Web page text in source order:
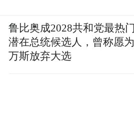
鲁比奥成2028共和党最热门
潜在总统候选人，曾称愿为
万斯放弃大选